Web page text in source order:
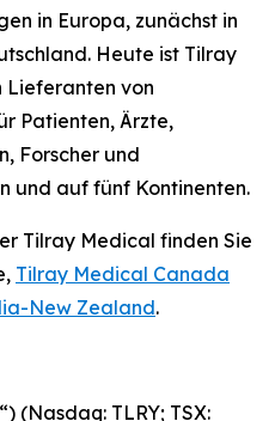
in Europa, zunächst in
Heute ist Tilray
von
Patienten, Ärzte,
Forscher und
und auf fünf Kontinenten.
Tilray Medical finden Sie
Tilray Medical Canada
New Zealand.
(Nasdaq: TLRY; TSX: